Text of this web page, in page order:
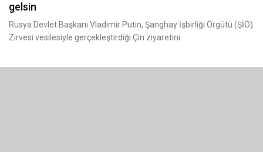
gelsin
Rusya Devlet Başkanı Vladimir Putin, Şanghay İşbirliği Örgütü (ŞİÖ)
Zirvesi vesilesiyle gerçekleştirdiği Çin ziyaretini